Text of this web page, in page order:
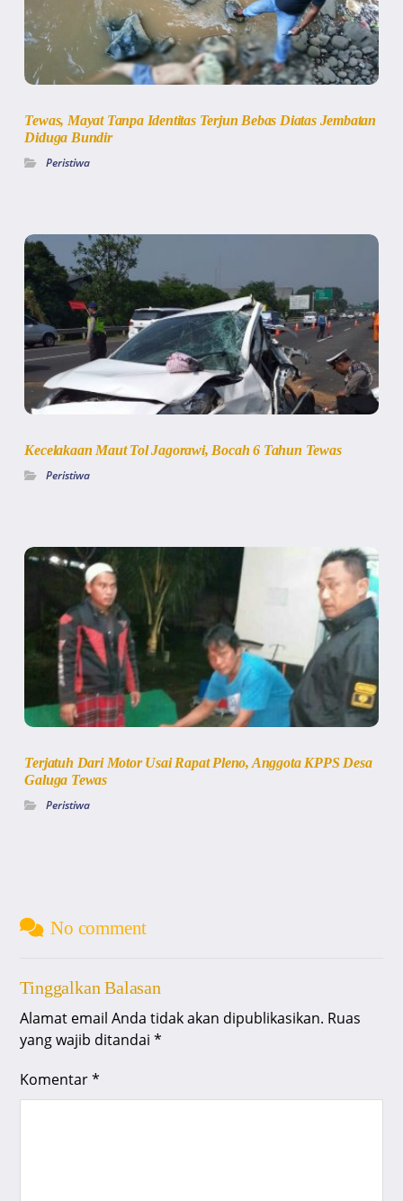
Tewas, Mayat Tanpa Identitas Terjun Bebas Diatas Jembatan
Diduga Bundir
Peristiwa
Kecelakaan Maut Tol Jagorawi, Bocah 6 Tahun Tewas
Peristiwa
Terjatuh Dari Motor Usai Rapat Pleno, Anggota KPPS Desa
Galuga Tewas
Peristiwa
No comment
Tinggalkan Balasan
Alamat email Anda tidak akan dipublikasikan. Ruas
yang wajib ditandai*
Komentar*